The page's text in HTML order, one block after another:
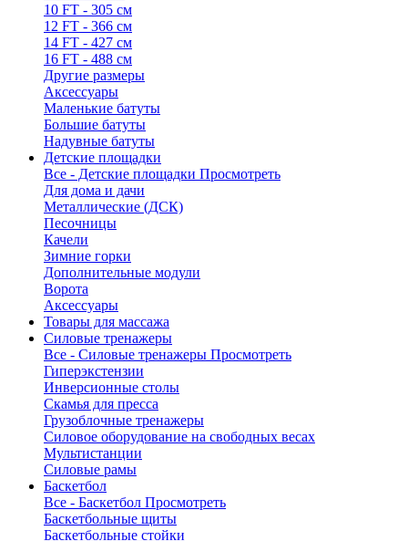
10 FT - 305 см
12 FT - 366 см
14 FT - 427 см
16 FT - 488 см
Другие размеры
Аксессуары
Маленькие батуты
Большие батуты
Надувные батуты
Детские площадки
Все - Детские площадки Просмотреть
Для дома и дачи
Металлические (ДСК)
Песочницы
Качели
Зимние горки
Дополнительные модули
Ворота
Аксессуары
Товары для массажа
Силовые тренажеры
Все - Силовые тренажеры Просмотреть
Гиперэкстензии
Инверсионные столы
Скамья для пресса
Грузоблочные тренажеры
Силовое оборудование на свободных весах
Мультистанции
Силовые рамы
Баскетбол
Все - Баскетбол Просмотреть
Баскетбольные щиты
Баскетбольные стойки